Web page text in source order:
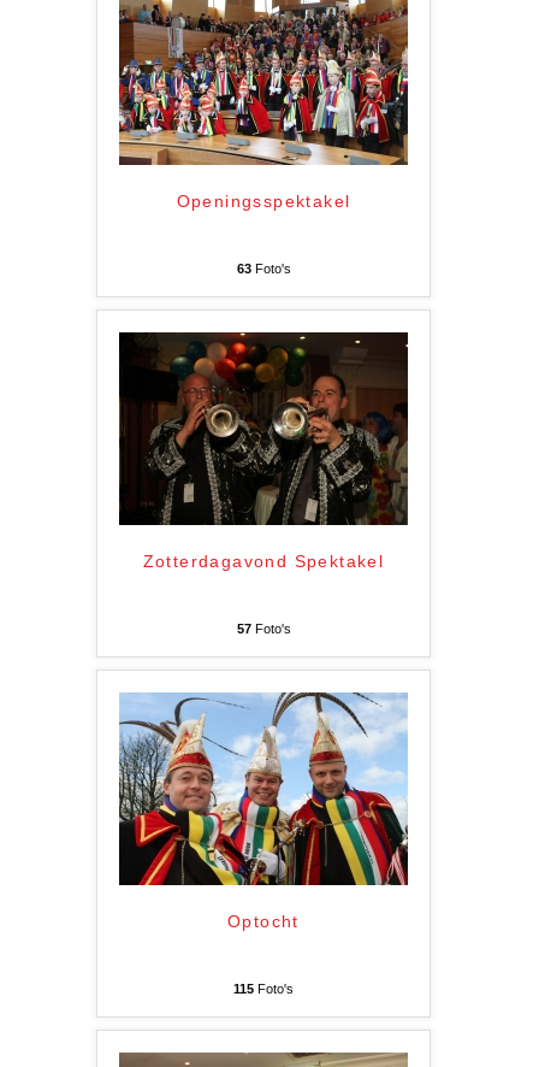
Openingsspektakel
63Foto's
Zotterdagavond Spektakel
57Foto's
Optocht
115 Foto's